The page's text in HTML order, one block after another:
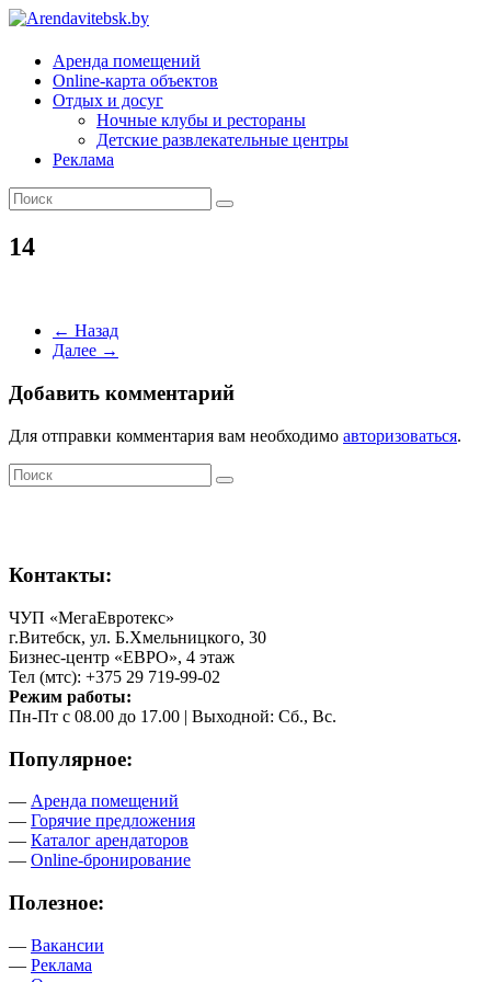
Arendavitebsk.by
Аренда помещений
Online-карта объектов
Отдых и досуг
Ночные клубы и рестораны
Детские развлекательные центры
Реклама
14
← Назад
Далее →
Добавить комментарий
Для отправки комментария вам необходимо авторизоваться.
Контакты:
ЧУП «МегаЕвротекс»
г.Витебск, ул. Б.Хмельницкого, 30
Бизнес-центр «ЕВРО», 4 этаж
Тел (мтс): +375 29 719-99-02
Режим работы:
Пн-Пт с 08.00 до 17.00 | Выходной: Сб., Вс.
Популярное:
— Аренда помещений
— Горячие предложения
— Каталог арендаторов
— Online-бронирование
Полезное:
— Вакансии
— Реклама